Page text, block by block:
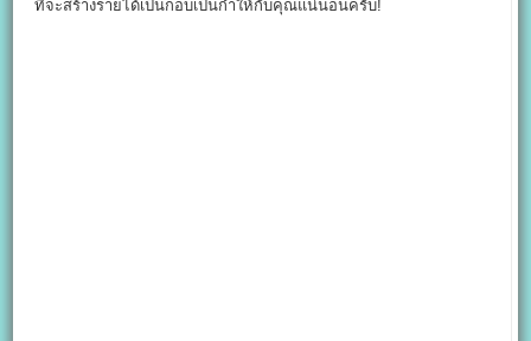
ที่จะสร้างรายได้เป็นกอบเป็นกำให้กับคุณแน่นอนครับ!